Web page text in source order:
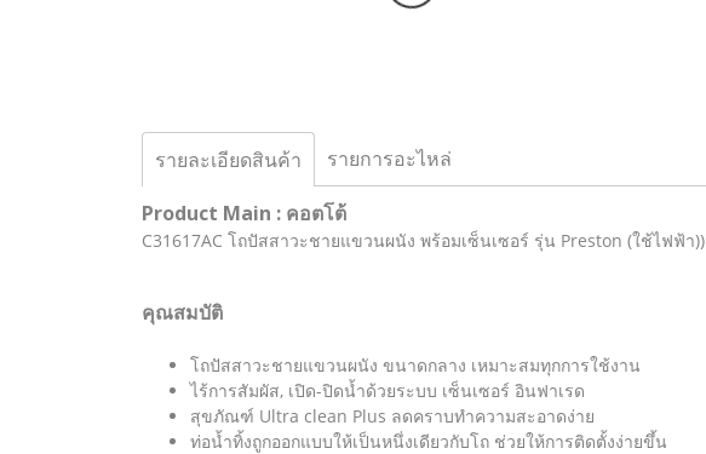
รายละเอียดสินค้า รายการอะไหล่
Product Main : คอตโต้
C31617AC โถปัสสาวะชายแขวนผนัง พร้อมเซ็นเซอร์ รุ่น Preston (ใช้ไฟฟ้า))
คุณสมบัติ
โถปัสสาวะชายแขวนผนัง ขนาดกลาง เหมาะสมทุกการใช้งาน
ไร้การสัมผัส, เปิด-ปิดน้ำด้วยระบบ เซ็นเซอร์ อินฟาเรด
สุขภัณฑ์ Ultra clean Plus ลดคราบทำความสะอาดง่าย
ท่อน้ำทิ้งถูกออกแบบให้เป็นหนึ่งเดียวกับโถ ช่วยให้การติดตั้งง่ายขึ้น